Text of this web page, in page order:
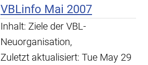
VBLinfo Mai 2007
Inhalt: Ziele der VBL-
Neuorganisation,
Zuletzt aktualisiert: Tue May 29